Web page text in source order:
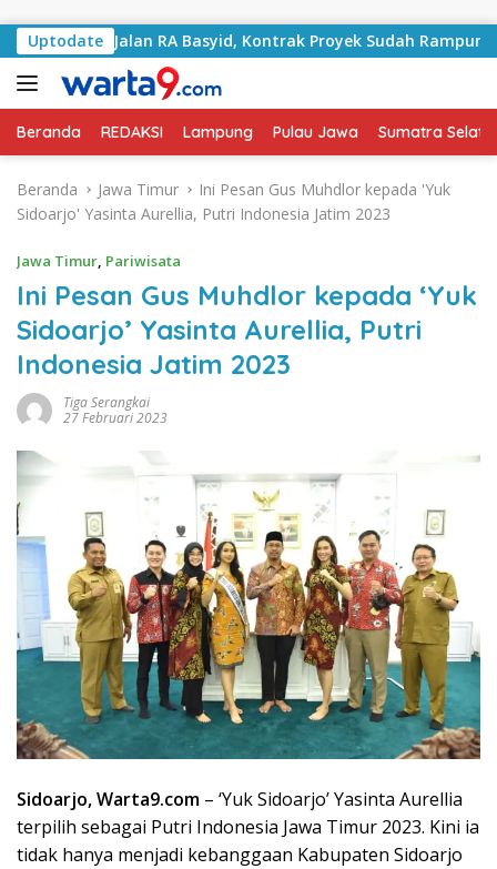
Uptodate
Jalan RA Basyid, Kontrak Proyek Sudah Rampung
Beranda REDAKSI Lampung Pulau Jawa Sumatra
Beranda Jawa Timur
Ini Pesan Gus Muhdlor kepada 'Yuk
Sidoarjo' Yasinta Aurellia, Putri Indonesia Jatim 2023
Jawa Timur, Pariwisata
Ini Pesan Gus Muhdlor kepada ‘Yuk
Sidoarjo’ Yasinta Aurellia, Putri
Indonesia Jatim 2023
Tiga Serangkai
27 Februari 2023
Sidoarjo, Warta9.com – ‘Yuk Sidoarjo’ Yasinta Aurellia
terpilih sebagai Putri Indonesia Jawa Timur 2023. Kini ia
tidak hanya menjadi kebanggaan Kabupaten Sidoarjo